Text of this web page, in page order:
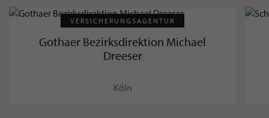
VERSICHERUNGSAGENTUR
Gothaer Bezirksdirektion Michael
Dreeser
Köln